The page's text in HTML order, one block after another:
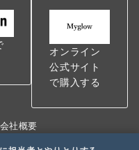
オンライン
公式サイト
で購入する
会社概要